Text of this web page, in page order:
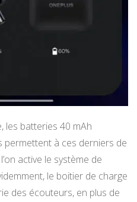
les batteries 40 mAh
permettent à ces derniers de
active le système de
le boitier de charge
des écouteurs, en plus de